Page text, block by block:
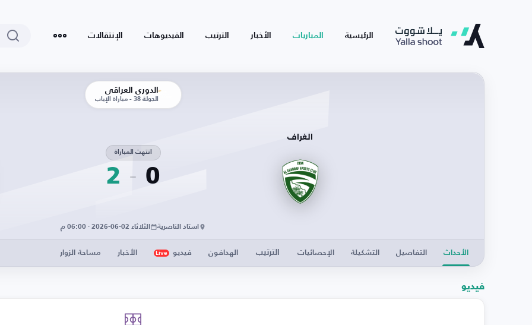
الرئيسية المباريات الأخبار الترتيب الفيديوهات الإنتقالات
الدوري العراقي
الجولة 38 - مباراة الإياب
الغراف
0
انتهت المباراة
2
استاد الناصرية الثلاثاء 02-06-2026 · 06:00 م
الأحداث التفاصيل التشكيلة الإحصائيات الترتيب الهدافون فيديو Live الأخبار مساحة الزوار
فيديو